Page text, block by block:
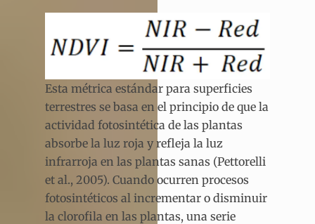
Esta métrica estándar para superficies
terrestres se basa en el principio de que la
actividad fotosintética de las plantas
absorbe la luz roja y refleja la luz
infrarroja en las plantas sanas (Pettorelli
et al., 2005). Cuando ocurren procesos
fotosintéticos al incrementar o disminuir
la clorofila en las plantas, una serie